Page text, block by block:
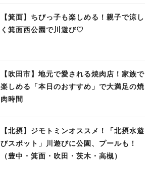
【箕面】ちびっ子も楽しめる！親子で涼し
く箕面西公園で川遊び♡
【吹田市】地元で愛される焼肉店！家族で
楽しめる「本日のおすすめ」で大満足の焼
肉時間
【北摂】ジモトミンオススメ！「北摂水遊
びスポット」川遊びに公園、プールも！
（豊中・箕面・吹田・茨木・高槻）